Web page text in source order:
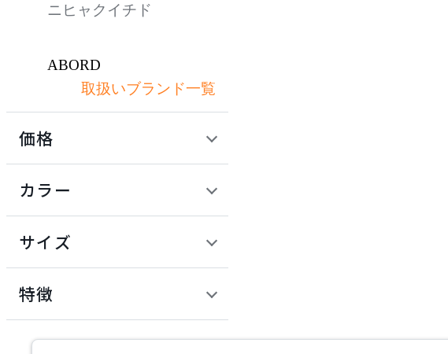
ニヒャクイチド
ABORD
アボール
アクメファニチャー
ADAL
取扱いブランド一覧
価格
カラー
サイズ
mm
特徴